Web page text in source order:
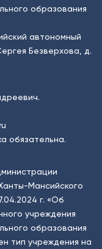
образования
автономный
Безверхова, д.
обязательна.
Мансийского
г. «Об
учреждения
образования
тип учреждения на